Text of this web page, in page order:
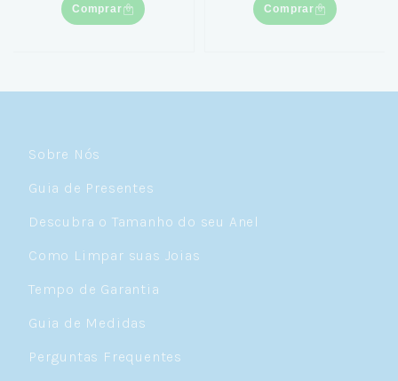
Comprar Comprar
Sobre Nós
Guia de Presentes
Descubra o Tamanho do seu Anel
Como Limpar suas Joias
Tempo de Garantia
Guia de Medidas
Perguntas Frequentes